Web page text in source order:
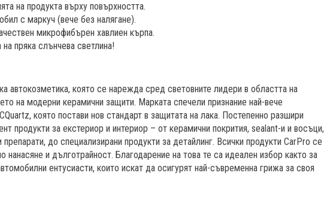
на продукта върху повърхността.
с маркуч (вече без налягане).
микрофибърен хавлиен кърпа.
пряка слънчева светлина!
която се нарежда сред световните лидери в областта на
на модерни керамични защити. Марката спечели признание най-вече
която постави нов стандарт в защитата на лака. Постепенно разшири
продукти за екстериор и интериор – от керамични покрития, sealant-и и восъци,
до специализирани продукти за детайлинг. Всички продукти CarPro се
нанасяне и дълготрайност. Благодарение на това те са идеален избор както за
ентусиасти, които искат да осигурят най-съвременна грижа за своя